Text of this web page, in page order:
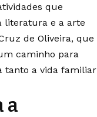
que
literatura e a arte
de Oliveira, que
caminho para
tanto a vida familiar
a